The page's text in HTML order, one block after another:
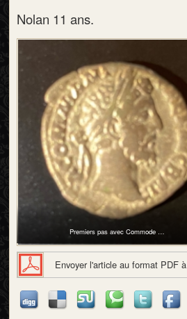
Nolan 11 ans.
Premiers pas avec Commode …
Envoyer l'article au format PDF à